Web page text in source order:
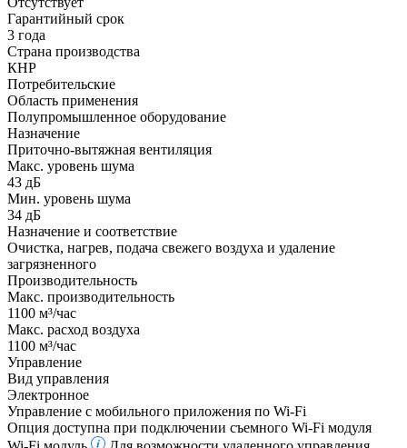
Гарантийный срок
3 года
Страна производства
КНР
Потребительские
Область применения
Полупромышленное оборудование
Назначение
Приточно-вытяжная вентиляция
Макс. уровень шума
43 дБ
Мин. уровень шума
34 дБ
Назначение и соответствие
Очистка, нагрев, подача свежего воздуха и удаление
загрязненного
Производительность
Макс. производительность
1100 м³/час
Макс. расход воздуха
1100 м³/час
Управление
Вид управления
Электронное
Управление c мобильного приложения по Wi-Fi
Опция доступна при подключении съемного Wi-Fi модуля